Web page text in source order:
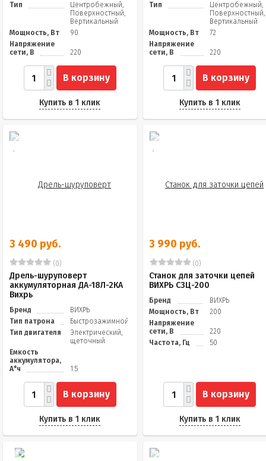
Тип
Центробежный,
Поверхностный,
Вертикальный
Мощность, Вт
90
Напряжение
сети, В
220
В корзину
Купить в 1 клик
Тип
Центробежный,
Поверхностный,
Вертикальный
Мощность, Вт
72
Напряжение
сети, В
220
В корзину
Купить в 1 клик
3 490 руб.
(0)
Дрель-шуруповерт
аккумуляторная ДА-18Л-2КА
Вихрь
Бренд
ВИХРЬ
Тип патрона
Быстрозажимной
Тип двигателя
Электрический,
щеточный
Емкость
аккумулятора,
А*ч
1.5
В корзину
Купить в 1 клик
3 990 руб.
(0)
Станок для заточки цепей
ВИХРЬ СЗЦ-200
Бренд
ВИХРЬ
Мощность, Вт
200
Напряжение
сети, В
220
Частота, Гц
50
В корзину
Купить в 1 клик